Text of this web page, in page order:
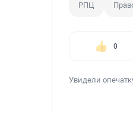
РПЦ
0
Увидели